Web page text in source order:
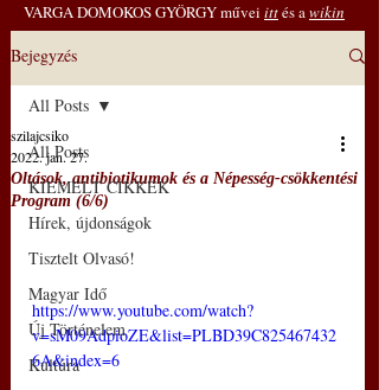
VARGA DOMOKOS GYÖRGY művei ittés awikin
Bejegyzés
All Posts
KIEMELT CIKKEK
Hírek, újdonságok
Tisztelt Olvasó!
Magyar Idő
Új Történelem
Kultúra
All Posts
Oltások, antibiotikumok és a Népesség-csökkentési
Program (6/6)
szilajcsiko
2022. jan. 27.
https://www.youtube.com/watch?
v=sM09AdpioZE&list=PLBD39C825467432
6A&index=6